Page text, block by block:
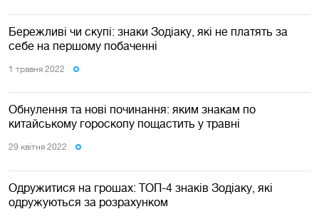
Бережливі чи скупі: знаки Зодіаку, які не платять за
себе на першому побаченні
1 травня 2022
Обнулення та нові починання: яким знакам по
китайському гороскопу пощастить у травні
29 квiтня 2022
Одружитися на грошах: ТОП-4 знаків Зодіаку, які
одружуються за розрахунком